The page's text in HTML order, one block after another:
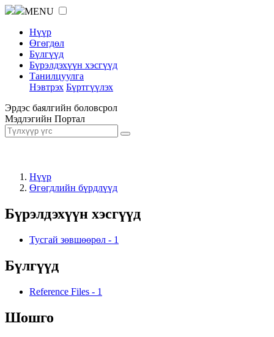
MENU
Нүүр
Өгөгдөл
Бүлгүүд
Бүрэлдэхүүн хэсгүүд
Танилцуулга
Нэвтрэх Бүртгүүлэх
Эрдэс баялгийн боловсрол
Мэдлэгийн Портал
Нүүр
Өгөгдлийн бүрдлүүд
Бүрэлдэхүүн хэсгүүд
Тусгай зөвшөөрөл - 1
Бүлгүүд
Reference Files - 1
Шошго